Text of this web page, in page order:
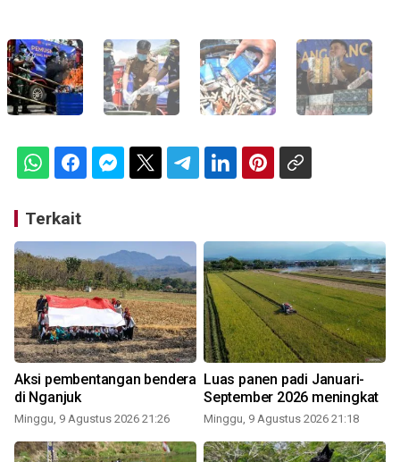
Terkait
Aksi pembentangan bendera
di Nganjuk
Minggu, 9 Agustus 2026 21:26
Luas panen padi Januari-
September 2026 meningkat
Minggu, 9 Agustus 2026 21:18